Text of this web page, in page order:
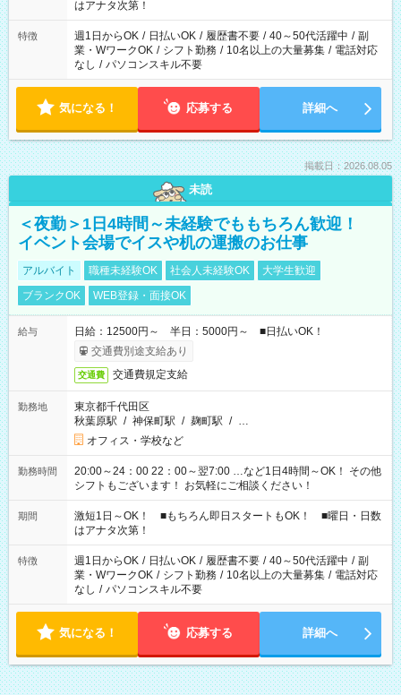
はアナタ次第！
特徴 週1日からOK / 日払いOK / 履歴書不要 / 40～50代活躍中 / 副
業・WワークOK / シフト勤務 / 10名以上の大量募集 / 電話対応
なし / パソコンスキル不要
気になる！ 応募する 詳細へ
掲載日：2026.08.05
未読
＜夜勤＞1日4時間～未経験でももちろん歓迎！
イベント会場でイスや机の運搬のお仕事
アルバイト 職種未経験OK 社会人未経験OK
大学生歓迎
ブランクOK
WEB登録・面接OK
給与
日給：12500円～ 半日：5000円～ ■日払いOK！
交通費別途支給あり
交通費 交通費規定支給
勤務地
東京都千代田区
秋葉原駅 / 神保町駅 / 麹町駅 / …
オフィス・学校など
勤務時間
20:00～24：00 22：00～翌7:00 …など1日4時間～OK！ その他
シフトもございます！ お気軽にご相談ください！
期間
激短1日～OK！ ■もちろん即日スタートもOK！ ■曜日・日数
はアナタ次第！
特徴 週1日からOK / 日払いOK / 履歴書不要 / 40～50代活躍中 / 副
業・WワークOK / シフト勤務 / 10名以上の大量募集 / 電話対応
なし / パソコンスキル不要
気になる！ 応募する 詳細へ